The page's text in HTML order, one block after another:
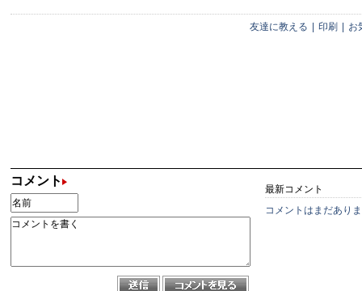
友達に教える 印刷 お
コメント
最新コメント
コメントはまだあり